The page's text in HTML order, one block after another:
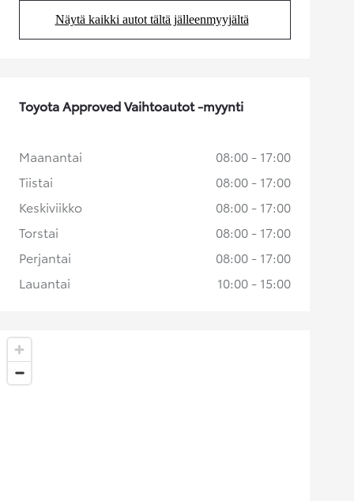
Näytä kaikki autot tältä jälleenmyyjältä
(Aukeaa uudessa välilehdessä)
Toyota Approved Vaihtoautot -myynti
Maanantai
08:00 - 17:00
Tiistai
08:00 - 17:00
Keskiviikko
08:00 - 17:00
Torstai
08:00 - 17:00
Perjantai
08:00 - 17:00
Lauantai
10:00 - 15:00